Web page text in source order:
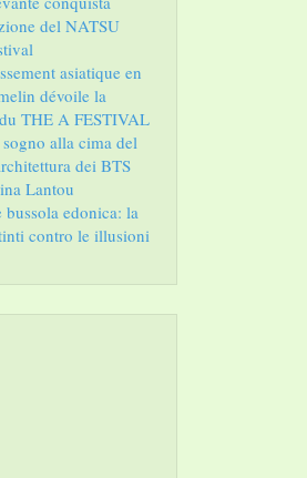
del NATSU
asiatique en
dévoile la
THE A FESTIVAL
alla cima del
dei BTS
Lantou
edonica: la
contro le illusioni